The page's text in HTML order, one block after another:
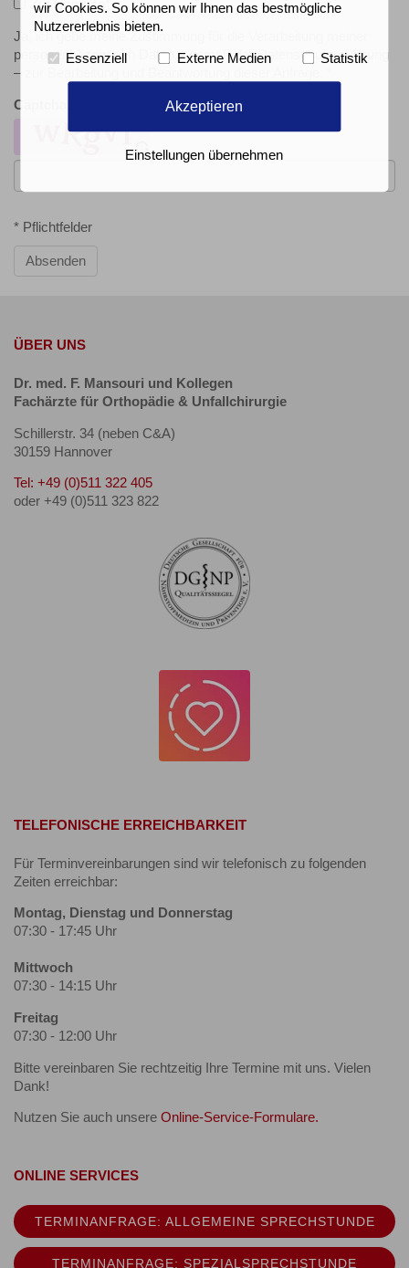
Zustimmung
Ja, ich gebe meine Zustimmung für die Verarbeitung meiner
personenbezogenen Daten – gemäß der Datenschutzerklärung
– zur Bearbeitung und Beantwortung dieser Anfrage. *
Captcha
* Pflichtfelder
Absenden
ÜBER UNS
Dr. med. F. Mansouri und Kollegen
Fachärzte für Orthopädie & Unfallchirurgie
Schillerstr. 34 (neben C&A)
30159 Hannover
Tel: +49 (0)511 322 405
oder +49 (0)511 323 822
TELEFONISCHE ERREICHBARKEIT
Für Terminvereinbarungen sind wir telefonisch zu folgenden
Zeiten erreichbar:
Montag, Dienstag und Donnerstag
07:30 - 17:45 Uhr
Mittwoch
07:30 - 14:15 Uhr
Freitag
07:30 - 12:00 Uhr
Bitte vereinbaren Sie rechtzeitig Ihre Termine mit uns. Vielen
Dank!
Nutzen Sie auch unsere Online-Service-Formulare.
ONLINE SERVICES
TERMINANFRAGE: ALLGEMEINE SPRECHSTUNDE
TERMINANFRAGE: SPEZIALSPRECHSTUNDE
wir Cookies. So können wir Ihnen das bestmögliche
Nutzererlebnis bieten.
Essenziell Externe Medien Statistik
Akzeptieren
Einstellungen übernehmen